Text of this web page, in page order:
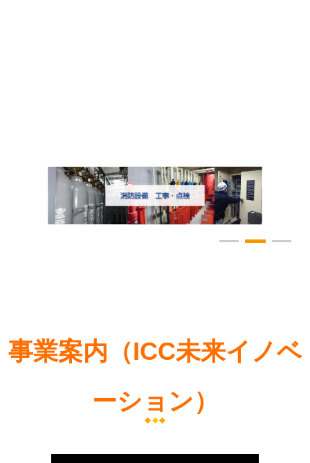
事業案内（ICC未来イノベ
ーション）